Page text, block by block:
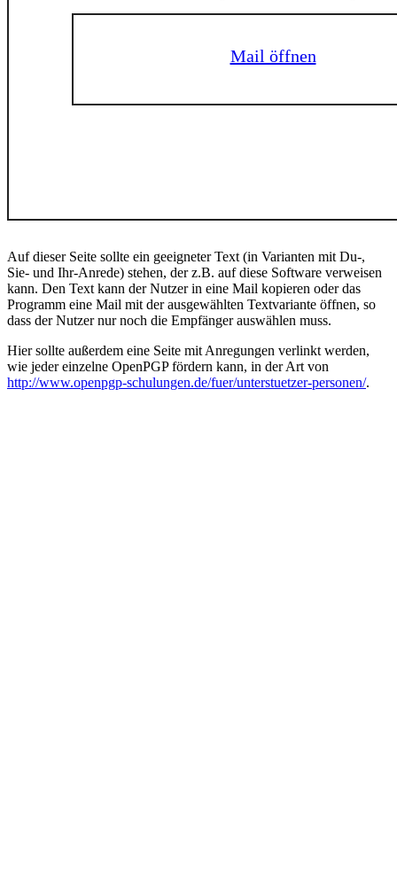
Mail öffnen
Auf dieser Seite sollte ein geeigneter Text (in Varianten mit Du-,
Sie- und Ihr-Anrede) stehen, der z.B. auf diese Software verweisen
kann. Den Text kann der Nutzer in eine Mail kopieren oder das
Programm eine Mail mit der ausgewählten Textvariante öffnen, so
dass der Nutzer nur noch die Empfänger auswählen muss.
Hier sollte außerdem eine Seite mit Anregungen verlinkt werden,
wie jeder einzelne OpenPGP fördern kann, in der Art von
http://www.openpgp-schulungen.de/fuer/unterstuetzer-personen/.